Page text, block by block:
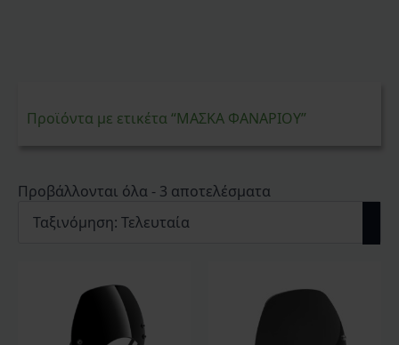
Προϊόντα με ετικέτα “ΜΑΣΚΑ ΦΑΝΑΡΙΟΥ”
Προβάλλονται όλα - 3 αποτελέσματα